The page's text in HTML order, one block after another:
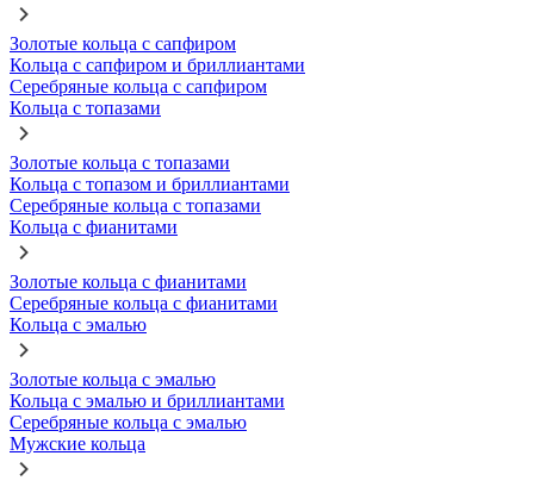
Золотые кольца с сапфиром
Кольца с сапфиром и бриллиантами
Серебряные кольца с сапфиром
Кольца с топазами
Золотые кольца с топазами
Кольца с топазом и бриллиантами
Серебряные кольца с топазами
Кольца с фианитами
Золотые кольца с фианитами
Серебряные кольца с фианитами
Кольца с эмалью
Золотые кольца с эмалью
Кольца с эмалью и бриллиантами
Серебряные кольца с эмалью
Мужские кольца